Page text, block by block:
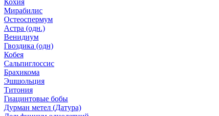
Кохия
Мирабилис
Остеоспермум
Астра (одн.)
Венидиум
Гвоздика (одн)
Кобея
Сальпиглоссис
Брахикома
Эшшольция
Титония
Гиацинтовые бобы
Дурман метел (Датура)